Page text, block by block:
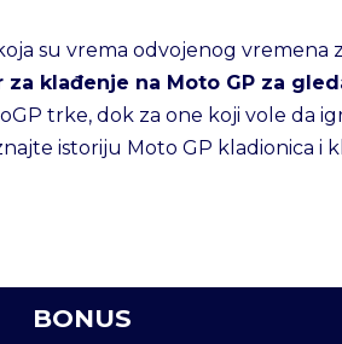
su vrema odvojenog vremena
klađenje na Moto GP za
trke, dok za one koji vole da
istoriju Moto GP kladionica i
BONUS